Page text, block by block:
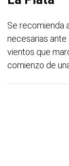
Se recomienda
necesarias
vientos que
comienzo de